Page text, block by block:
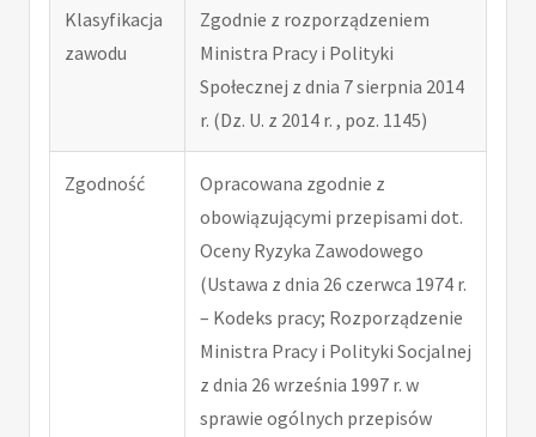
Klasyfikacja
zawodu
Zgodnie z rozporządzeniem
Ministra Pracy i Polityki
Społecznej z dnia 7 sierpnia 2014
r. (Dz. U. z 2014 r. , poz. 1145)
Zgodność
Opracowana zgodnie z
obowiązującymi przepisami dot.
Oceny Ryzyka Zawodowego
(Ustawa z dnia 26 czerwca 1974 r.
– Kodeks pracy; Rozporządzenie
Ministra Pracy i Polityki Socjalnej
z dnia 26 września 1997 r. w
sprawie ogólnych przepisów